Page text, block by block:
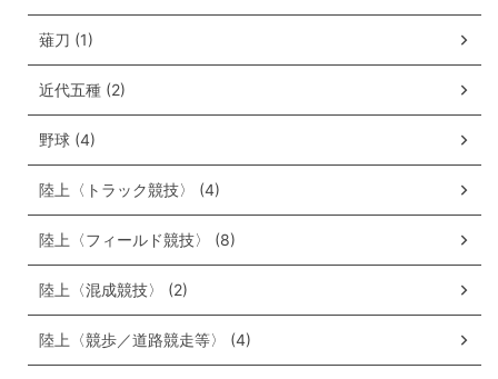
薙刀 (1)
近代五種 (2)
野球 (4)
陸上〈トラック競技〉 (4)
陸上〈フィールド競技〉 (8)
陸上〈混成競技〉 (2)
陸上〈競歩／道路競走等〉 (4)